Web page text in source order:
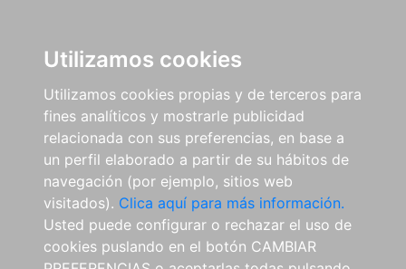
Utilizamos cookies
Utilizamos cookies propias y de terceros para
fines analíticos y mostrarle publicidad
relacionada con sus preferencias, en base a
un perfil elaborado a partir de su hábitos de
navegación (por ejemplo, sitios web
visitados). Clica aquí para más información.
Usted puede configurar o rechazar el uso de
cookies puslando en el botón CAMBIAR